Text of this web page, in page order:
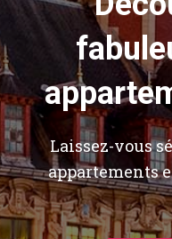
Laissez-vous
appartements